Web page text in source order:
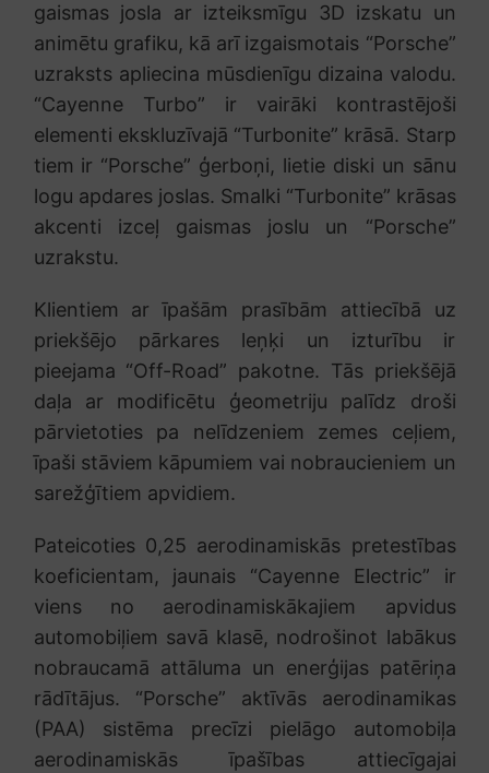
gaismas josla ar izteiksmīgu 3D izskatu un
animētu grafiku, kā arī izgaismotais “Porsche”
uzraksts apliecina mūsdienīgu dizaina valodu.
“Cayenne Turbo” ir vairāki kontrastējoši
elementi ekskluzīvajā “Turbonite” krāsā. Starp
tiem ir “Porsche” ģerboņi, lietie diski un sānu
logu apdares joslas. Smalki “Turbonite” krāsas
akcenti izceļ gaismas joslu un “Porsche”
uzrakstu.
Klientiem ar īpašām prasībām attiecībā uz
priekšējo pārkares leņķi un izturību ir
pieejama “Off-Road” pakotne. Tās priekšējā
daļa ar modificētu ģeometriju palīdz droši
pārvietoties pa nelīdzeniem zemes ceļiem,
īpaši stāviem kāpumiem vai nobraucieniem un
sarežģītiem apvidiem.
Pateicoties 0,25 aerodinamiskās pretestības
koeficientam, jaunais “Cayenne Electric” ir
viens no aerodinamiskākajiem apvidus
automobiļiem savā klasē, nodrošinot labākus
nobraucamā attāluma un enerģijas patēriņa
rādītājus. “Porsche” aktīvās aerodinamikas
(PAA) sistēma precīzi pielāgo automobiļa
aerodinamiskās īpašības attiecīgajai